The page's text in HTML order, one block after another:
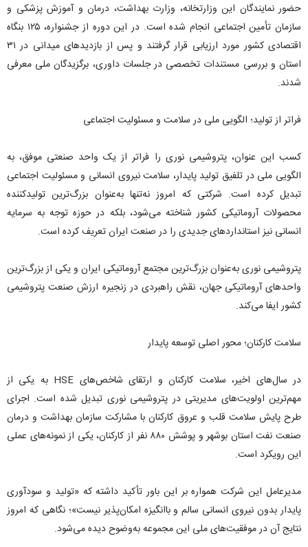
حضور نمایندگان این وزارتخانه، وزارت بهداشت، درمان و آموزش پزشکی و
سازمان تأمین اجتماعی انجام شده است. در این دوره از جشنواره، ۱۲۵ بنگاه
اقتصادی کشور مورد ارزیابی قرار گرفتند و پس از بازدیدهای میدانی در ۳۱
استان و بررسی مستندات تخصصی در جلسات داوری، برگزیدگان ملی معرفی
شدند.
فراتر از تولید؛ الگویی ملی در سلامت و مسئولیت اجتماعی
کسب این عنوان، پتروشیمی نوری را فراتر از یک واحد صنعتی موفق، به
الگویی ملی در تلفیق تولید پایدار، سلامت نیروی انسانی و مسئولیت اجتماعی
تبدیل کرده است. شرکتی که امروز نه‌تنها به‌عنوان بزرگ‌ترین تولیدکننده
محصولات آروماتیکی کشور شناخته می‌شود، بلکه در حوزه توجه به سرمایه
انسانی نیز استانداردهای جدیدی را در صنعت ایران تعریف کرده است.
پتروشیمی نوری به‌عنوان بزرگ‌ترین مجتمع آروماتیکی ایران و یکی از بزرگ‌ترین
واحدهای آروماتیکی جهان، نقش راهبردی در زنجیره ارزش صنعت پتروشیمی
کشور ایفا می‌کند.
سلامت کارکنان؛ محور اصلی توسعه پایدار
در سال‌های اخیر، سلامت کارکنان و ارتقای شاخص‌های HSE به یکی از
مهم‌ترین اولویت‌های مدیریتی در پتروشیمی نوری تبدیل شده است. اجرای
طرح پایش سلامت قلب و عروق کارکنان با مشارکت سازمان بهداشت و درمان
صنعت نفت استان بوشهر و پوشش ۸۸۰ نفر از کارکنان، یکی از نمونه‌های عملی
این رویکرد است.
مدیرعامل این شرکت همواره بر این باور تأکید داشته که «تولید و سودآوری
پایدار بدون نیروی انسانی سالم و باانگیزه امکان‌پذیر نیست»؛ نگاهی که امروز
نتایج آن در موفقیت‌های ملی این مجموعه به‌وضوح دیده می‌شود.